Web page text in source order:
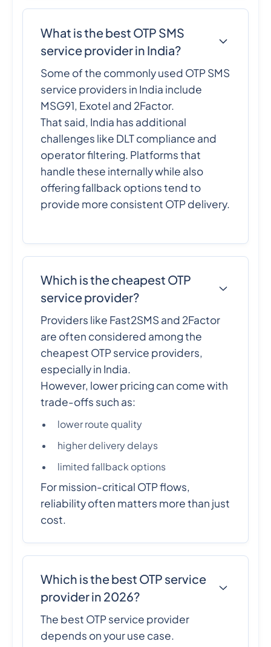
What is the best OTP SMS
service provider in India?
Some of the commonly used OTP SMS
service providers in India include
MSG91, Exotel and 2Factor.
That said, India has additional
challenges like DLT compliance and
operator filtering. Platforms that
handle these internally while also
offering fallback options tend to
provide more consistent OTP delivery.
Which is the cheapest OTP
service provider?
Providers like Fast2SMS and 2Factor
are often considered among the
cheapest OTP service providers,
especially in India.
However, lower pricing can come with
trade-offs such as:
lower route quality
higher delivery delays
limited fallback options
For mission-critical OTP flows,
reliability often matters more than just
cost.
Which is the best OTP service
provider in 2026?
The best OTP service provider
depends on your use case.